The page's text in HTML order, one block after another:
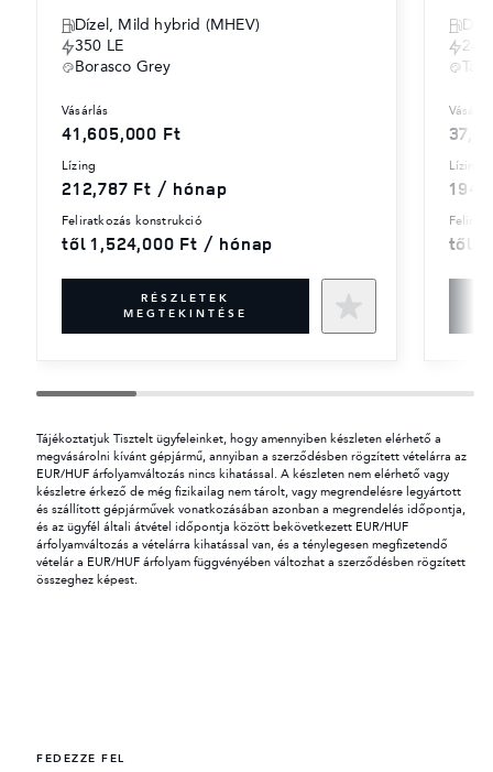
Dízel, Mild hybrid (MHEV)
350 LE
Borasco Grey
vásárlás
41,605,000 Ft
lízing
212,787 Ft / hónap
feliratkozás konstrukció
től 1,524,000 Ft / hónap
RÉSZLETEK
MEGTEKINTÉSE
249
lízing
től
Tájékoztatjuk Tisztelt ügyfeleinket, hogy amennyiben készleten elérhető a
megvásárolni kívánt gépjármű, annyiban a szerződésben rögzített vételárra az
EUR/HUF árfolyamváltozás nincs kihatással. A készleten nem elérhető vagy
készletre érkező de még fizikailag nem tárolt, vagy megrendelésre legyártott
és szállított gépjárművek vonatkozásában azonban a megrendelés időpontja,
és az ügyfél általi átvétel időpontja között bekövetkezett EUR/HUF
árfolyamváltozás a vételárra kihatással van, és a ténylegesen megfizetendő
vételár a EUR/HUF árfolyam függvényében változhat a szerződésben rögzített
összeghez képest.
FEDEZZE FEL